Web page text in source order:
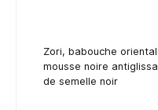
Zori, babouche
mousse noire
de semelle noir